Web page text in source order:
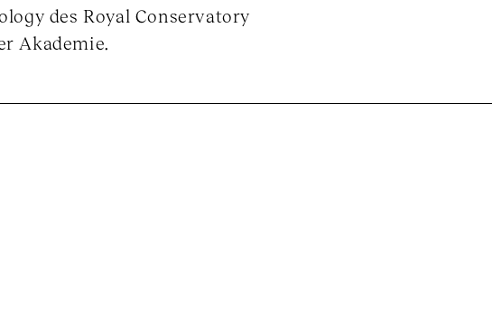
des Royal Conservatory
Akademie.